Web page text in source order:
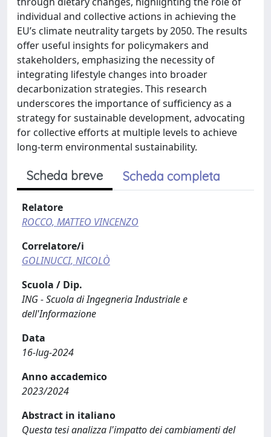
individual and collective actions in achieving the
EU’s climate neutrality targets by 2050. The results
offer useful insights for policymakers and
stakeholders, emphasizing the necessity of
integrating lifestyle changes into broader
decarbonization strategies. This research
underscores the importance of sufficiency as a
strategy for sustainable development, advocating
for collective efforts at multiple levels to achieve
long-term environmental sustainability.
Scheda breve Scheda completa
Relatore
ROCCO, MATTEO VINCENZO
Correlatore/i
GOLINUCCI, NICOLÒ
Scuola / Dip.
ING - Scuola di Ingegneria Industriale e
dell'Informazione
Data
16-lug-2024
Anno accademico
2023/2024
Abstract in italiano
Questa tesi analizza l'impatto dei cambiamenti del